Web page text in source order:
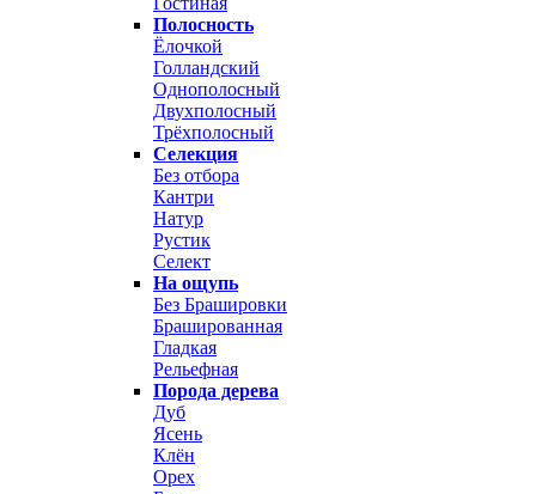
Полосность
Ёлочкой
Голландский
Однополосный
Двухполосный
Трёхполосный
Селекция
Без отбора
Кантри
Натур
Рустик
Селект
На ощупь
Без Брашировки
Брашированная
Гладкая
Рельефная
Порода дерева
Дуб
Ясень
Клён
Орех